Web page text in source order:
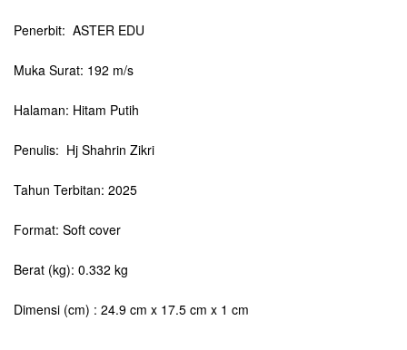
Penerbit: ASTER EDU
Muka Surat: 192 m/s
Halaman: Hitam Putih
Penulis: Hj Shahrin Zikri
Tahun Terbitan: 2025
Format: Soft cover
Berat (kg): 0.332 kg
Dimensi (cm) : 24.9 cm x 17.5 cm x 1 cm